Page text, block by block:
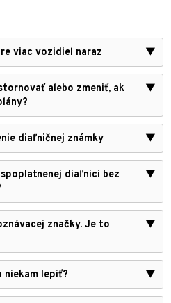
viac vozidiel naraz ▼
alebo zmeniť, ak
▼
diaľničnej známky ▼
diaľnici bez
▼
značky. Je to
▼
niekam lepiť? ▼